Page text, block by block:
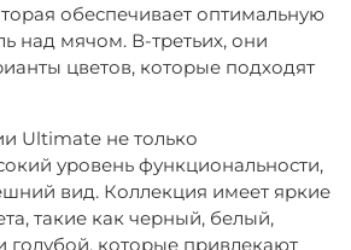
обеспечивает оптимальную
над мячом. В-третьих, они
цветов, которые подходят
Ultimate не только
уровень функциональности,
вид. Коллекция имеет яркие
такие как черный, белый,
голубой, которые привлекают